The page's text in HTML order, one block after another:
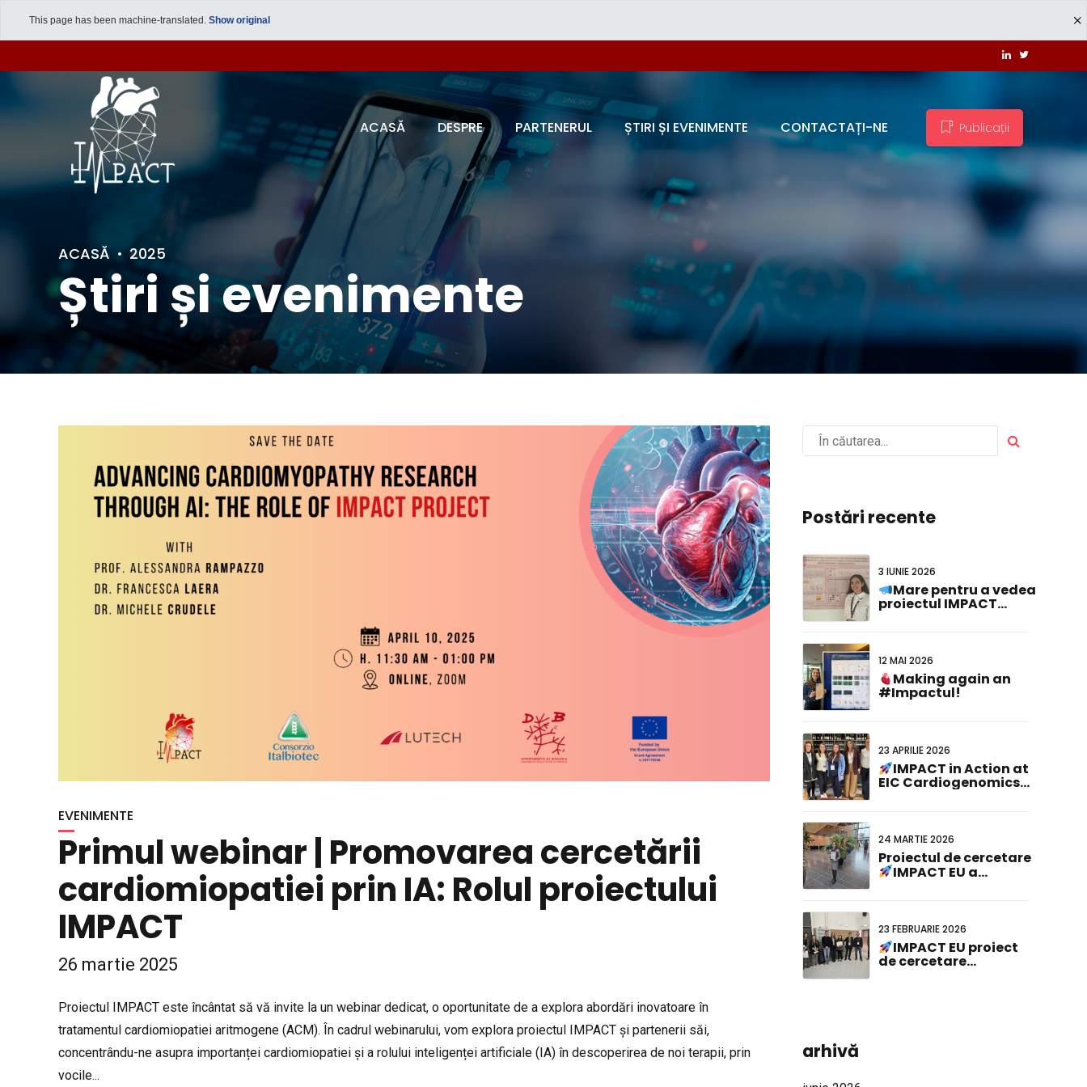
This page has been machine-translated. Show original
Publicații
ACASĂ DESPRE PARTENERUL ȘTIRI ȘI EVENIMENTE CONTACTAȚI-NE
ACASĂ 2025
Știri și evenimente
EVENIMENTE
Primul webinar | Promovarea cercetării
cardiomiopatiei prin IA: Rolul proiectului
IMPACT
26 martie 2025
Proiectul IMPACT este încântat să vă invite la un webinar dedicat, o oportunitate de a explora abordări inovatoare în
tratamentul cardiomiopatiei aritmogene (ACM). În cadrul webinarului, vom explora proiectul IMPACT și partenerii săi,
concentrându-ne asupra importanței cardiomiopatiei și a rolului inteligenței artificiale (IA) în descoperirea de noi terapii, prin
vocile...
Postări recente
3 IUNIE 2026
Mare pentru a vedea
proiectul IMPACT
12 MAI 2026
Making again an
#Impactul!
23 APRILIE 2026
IMPACT in Action at
EIC Cardiogenomics
24 MARTIE 2026
Proiectul de cercetare
IMPACT EU a
a reuniune comună
olandezo-germană!
23 FEBRUARIE 2026
IMPACT EU proiect
de cercetare
arhivă